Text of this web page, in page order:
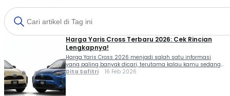
Harga Yaris Cross Terbaru 2026: Cek Rincian
Lengkapnya!
Harga Yaris Cross 2026 menjadi salah satu informasi
yang paling banyak dicari, terutama kalau kamu sedang
mempertimbangkan SUV kompak dengan desain stylish,
Dita Safitri 16 Feb 2026